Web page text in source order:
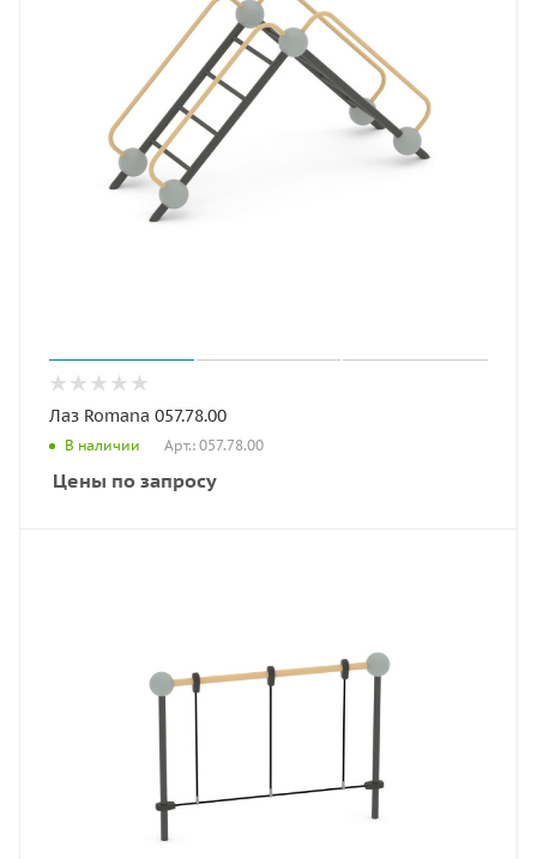
Лаз Romana 057.78.00
В наличии Арт.: 057.78.00
Цены по запросу